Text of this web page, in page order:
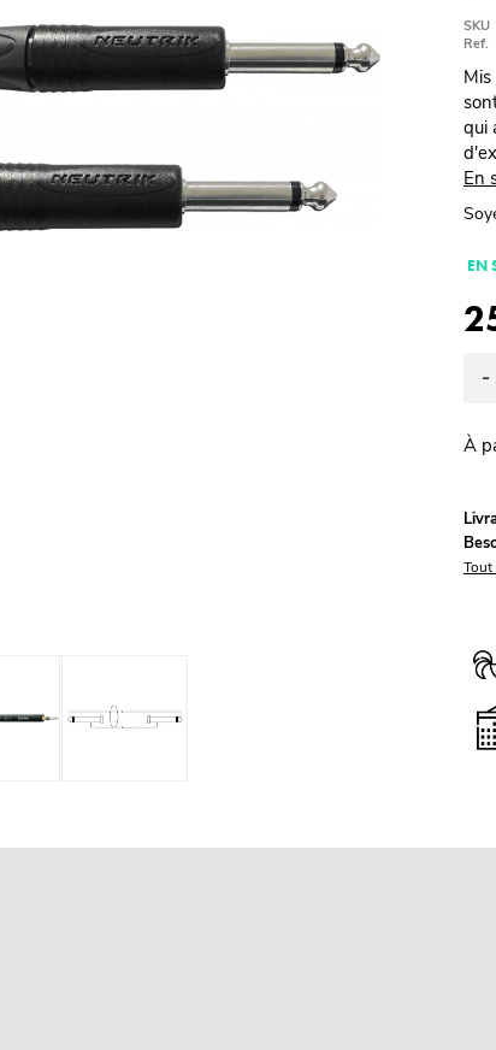
SKU
Ref.
qui
En
EN
-
À
Tout